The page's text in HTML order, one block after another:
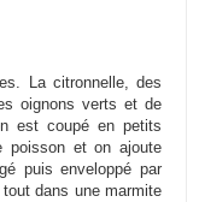
La citronnelle, des
oignons verts et de
est coupé en petits
poisson et on ajoute
puis enveloppé par
dans une marmite